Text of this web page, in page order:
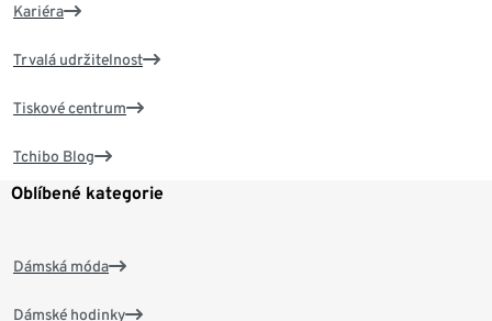
Kariéra
Trvalá udržitelnost
Tiskové centrum
Tchibo Blog
Oblíbené kategorie
Dámská móda
Dámské hodinky